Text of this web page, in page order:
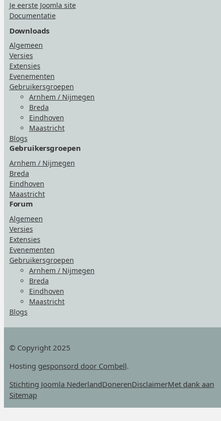
Je eerste Joomla site
Documentatie
Downloads
Algemeen
Versies
Extensies
Evenementen
Gebruikersgroepen
Arnhem / Nijmegen
Breda
Eindhoven
Maastricht
Blogs
Gebruikersgroepen
Arnhem / Nijmegen
Breda
Eindhoven
Maastricht
Forum
Algemeen
Versies
Extensies
Evenementen
Gebruikersgroepen
Arnhem / Nijmegen
Breda
Eindhoven
Maastricht
Blogs
© Copyright 2025
Hosting gesponsord door Combell.
Stichting Joomla NederlandDonerenDisclaimerMet dank aan
Sitemap